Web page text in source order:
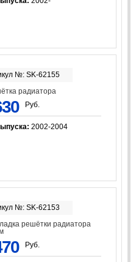
№: SK-62155
радиатора
Руб.
2002-2004
№: SK-62153
решётки радиатора
Руб.